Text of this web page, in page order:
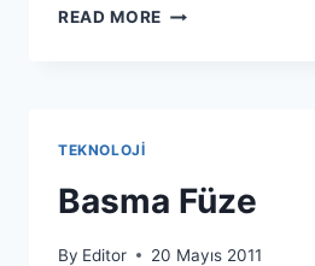
READ MORE FÜZE
TEKNOLOJI
Basma Füze
By Editor 20 Mayıs 2011